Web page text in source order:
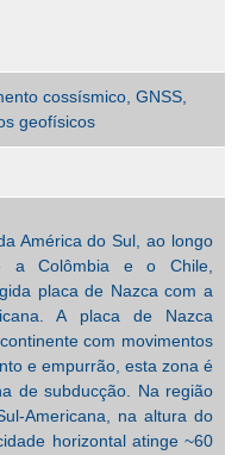
cossísmico, GNSS,
geofísicos
América do Sul, ao longo
a Colômbia e o Chile,
placa de Nazca com a
A placa de Nazca
com movimentos
e empurrão, esta zona é
de subducção. Na região
Americana, na altura do
horizontal atinge ~60